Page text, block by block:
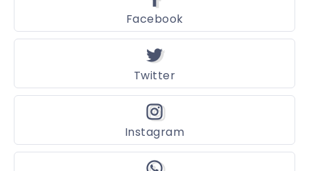
Facebook
Twitter
Instagram